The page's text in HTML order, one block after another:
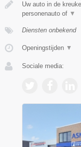
Uw auto in de
personenauto of ▼
Diensten onbekend
Openingstijden ▼
Sociale media: